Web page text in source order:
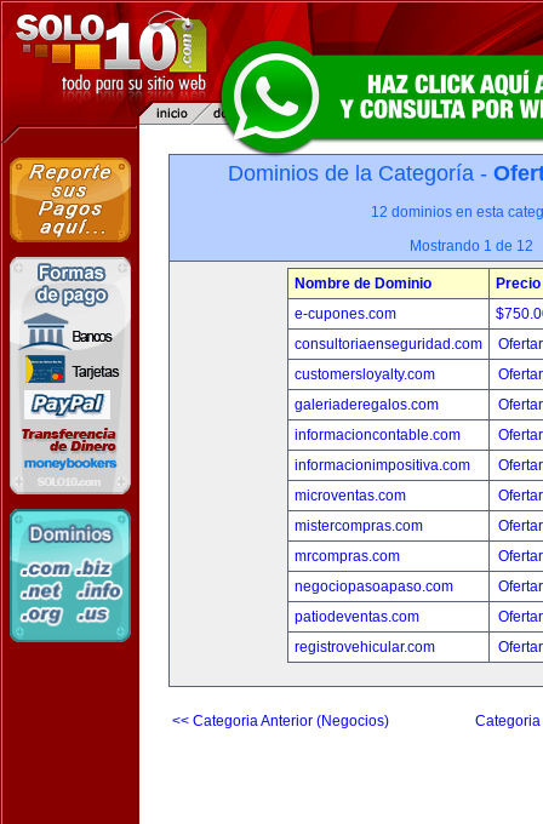
Dominios de la Categoría -
12 dominios en esta
Mostrando 1 de 12
Nombre de Dominio
Precio
e-cupones.com
consultoriaenseguridad.com
customersloyalty.com
galeriaderegalos.com
informacioncontable.com
informacionimpositiva.com
microventas.com
mistercompras.com
mrcompras.com
negociopasoapaso.com
patiodeventas.com
registrovehicular.com
<< Categoria Anterior (Negocios)